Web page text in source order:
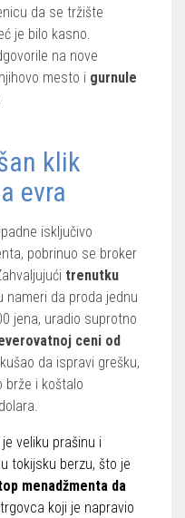
da se tržište
je bilo kasno.
na nove
mesto i gurnule
klik
evra
isključivo
pobrinuo se broker
trenutku
nameri da proda jednu
jena, uradio suprotno
ceni od
da ispravi grešku,
brže i koštalo
je veliku prašinu i
u tokijsku berzu, što je
menadžmenta da
koji je napravio